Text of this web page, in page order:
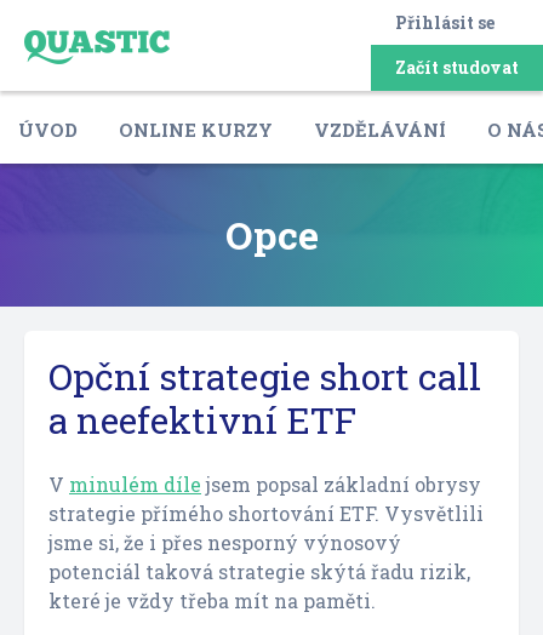
Přihlásit se
Začít studovat
ÚVOD ONLINE KURZY VZDĚLÁVÁNÍ O
Opce
Opční strategie short call
a neefektivní ETF
V minulém dílejsem popsal základní obrysy
strategie přímého shortování ETF. Vysvětlili
jsme si, že i přes nesporný výnosový
potenciál taková strategie skýtá řadu rizik,
které je vždy třeba mít na paměti.